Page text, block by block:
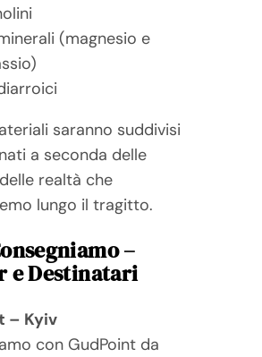
(magnesio e
saranno suddivisi
a seconda delle
realtà che
lungo il tragitto.
–
e Destinatari
– Kyiv
con GudPoint da